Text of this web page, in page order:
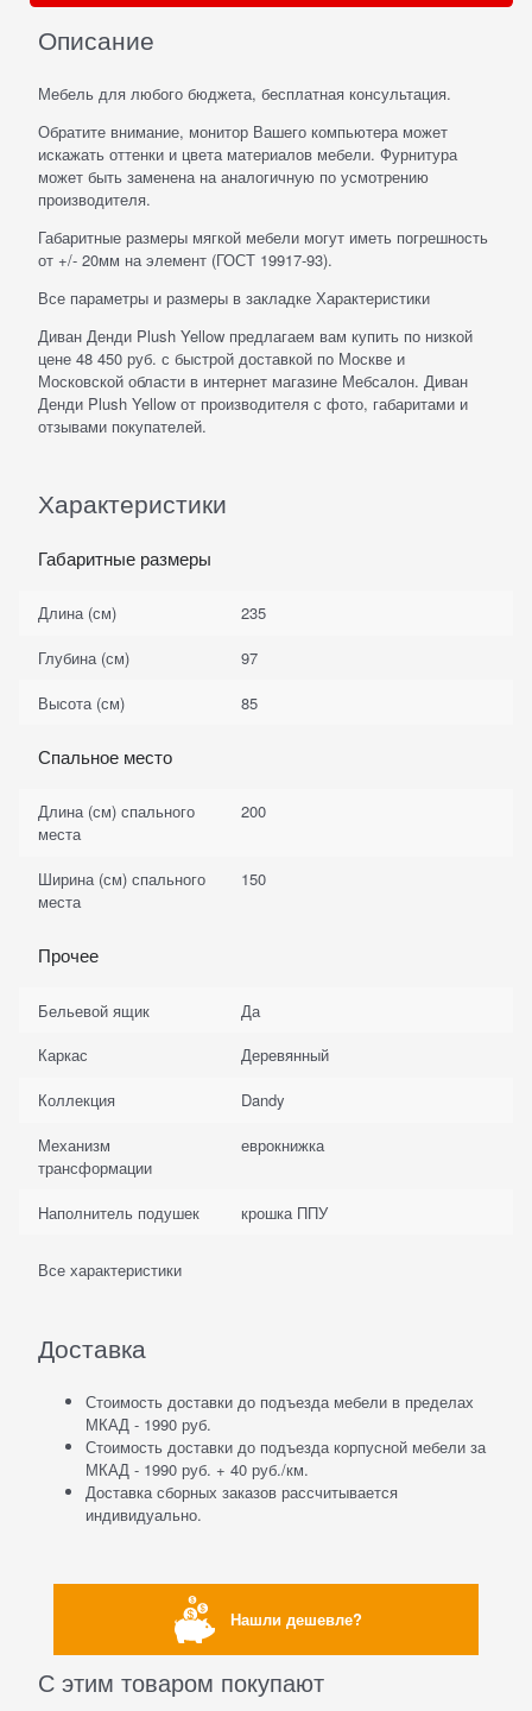
Описание
Мебель для любого бюджета, бесплатная консультация.
Обратите внимание, монитор Вашего компьютера может
искажать оттенки и цвета материалов мебели. Фурнитура
может быть заменена на аналогичную по усмотрению
производителя.
Габаритные размеры мягкой мебели могут иметь погрешность
от +/- 20мм на элемент (ГОСТ 19917-93).
Все параметры и размеры в закладке Характеристики
Диван Денди Plush Yellow предлагаем вам купить по низкой
цене 48 450 руб. с быстрой доставкой по Москве и
Московской области в интернет магазине Мебсалон. Диван
Денди Plush Yellow от производителя с фото, габаритами и
отзывами покупателей.
Характеристики
Габаритные размеры
Длина (см)
235
Глубина (см)
97
Высота (см)
85
Спальное место
Длина (см) спального
места
200
Ширина (см) спального
места
150
Прочее
Бельевой ящик
Да
Каркас
Деревянный
Коллекция
Dandy
Механизм
трансформации
еврокнижка
Наполнитель подушек крошка ППУ
Все характеристики
Доставка
Стоимость доставки до подъезда мебели в пределах
МКАД - 1990 руб.
Стоимость доставки до подъезда корпусной мебели за
МКАД - 1990 руб. + 40 руб./км.
Доставка сборных заказов рассчитывается
индивидуально.
Нашли дешевле?
С этим товаром покупают